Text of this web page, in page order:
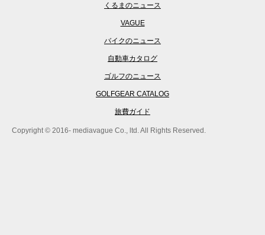
くるまのニュース
VAGUE
バイクのニュース
自動車カタログ
ゴルフのニュース
GOLFGEAR CATALOG
旅費ガイド
Copyright © 2016- mediavague Co., ltd. All Rights Reserved.